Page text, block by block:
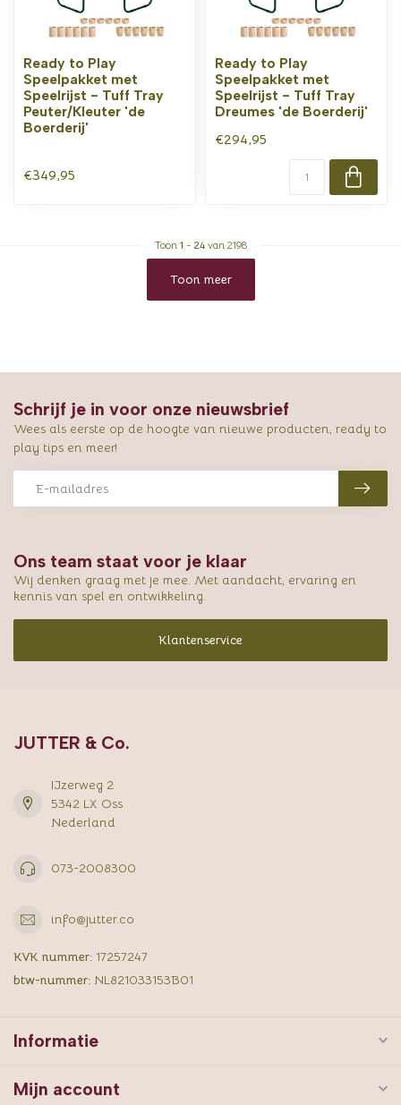
Ready to Play
Speelpakket met
Speelrijst - Tuff Tray
Peuter/Kleuter 'de
Boerderij'
€349,95
Ready to Play
Speelpakket met
Speelrijst - Tuff Tray
Dreumes 'de Boerderij'
€294,95
Toon 1 - 24van 2198
Toon meer
Ons team staat voor je klaar
Wij denken graag met je mee. Met aandacht, ervaring en
kennis van spel en ontwikkeling.
Klantenservice
Schrijf je in voor onze nieuwsbrief
Wees als eerste op de hoogte van nieuwe producten, ready to
play tips en meer!
JUTTER & Co.
IJzerweg 2
5342 LX Oss
Nederland
073-2008300
info@jutter.co
KVK nummer: 17257247
btw-nummer: NL821033153B01
Informatie
Mijn account